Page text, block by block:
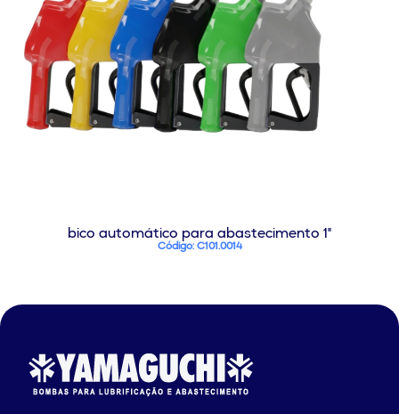
bico automático para abastecimento 1"
Código: C101.0014